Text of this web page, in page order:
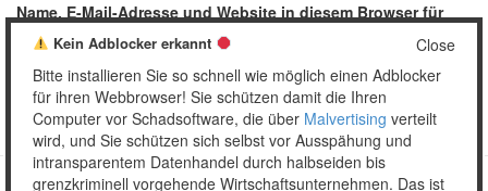
Name, E-Mail-Adresse und Website in diesem Browser für
meinen nächsten Kommentar speichern.
Close
Kein Adblocker erkannt
Bitte installieren Sie so schnell wie möglich einen Adblocker
für ihren Webbrowser! Sie schützen damit die Ihren
Computer vor Schadsoftware, die über Malvertising verteilt
wird, und Sie schützen sich selbst vor Ausspähung und
intransparentem Datenhandel durch halbseiden bis
grenzkriminell vorgehende Wirtschaftsunternehmen. Das ist